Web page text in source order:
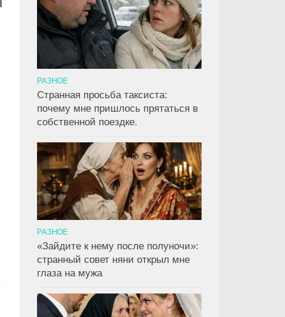
РАЗНОЕ
Странная просьба таксиста:
почему мне пришлось прятаться в
собственной поездке.
РАЗНОЕ
«Зайдите к нему после полуночи»:
странный совет няни открыл мне
глаза на мужа